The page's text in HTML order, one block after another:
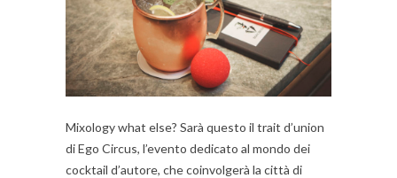
Mixology what else? Sarà questo il trait d’union
di Ego Circus, l’evento dedicato al mondo dei
cocktail d’autore, che coinvolgerà la città di